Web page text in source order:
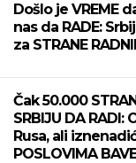
Došlo je VREME
nas da RADE:
za STRANE
Čak 50.000
SRBIJU DA
Rusa, ali
POSLOVIMA BAVE